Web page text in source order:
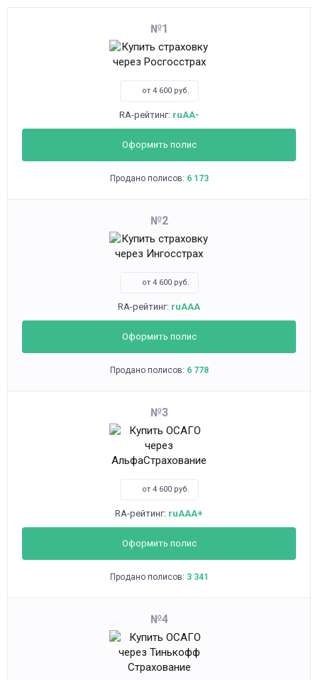
1
от 4 600 руб.
RA-рейтинг: ruAA-
Оформить полис
Продано полисов: 6 173
2
от 4 600 руб.
RA-рейтинг: ruAAA
Оформить полис
Продано полисов: 6 778
3
от 4 600 руб.
RA-рейтинг: ruAAA+
Оформить полис
Продано полисов: 3 341
4